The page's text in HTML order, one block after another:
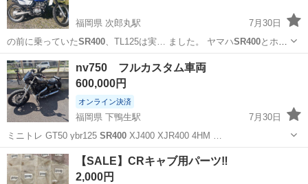
福岡県 次郎丸駅
7月30日
の前に乗っていたSR400、TL125は実… ました。 ヤマハSR400とホン
ダCB40…
福岡 福岡市 バイク エンジン
nv750 フルカスタム車両
600,000円
オンライン決済
福岡県 下鴨生駅
7月30日
ミニトレ GT50 ybr125 SR400XJ400 XJR400 4HM …
福岡 嘉麻市 下鴨生駅 バイク
【SALE】CRキャブ用パーツ‼️
2,000円